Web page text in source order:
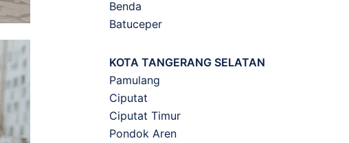
Benda
Batuceper
KOTA TANGERANG SELATAN
Pamulang
Ciputat
Ciputat Timur
Pondok Aren